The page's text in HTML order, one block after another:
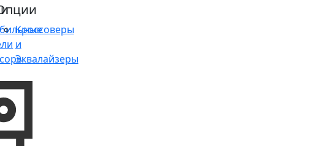
Кроссоверы
и
Эквалайзеры